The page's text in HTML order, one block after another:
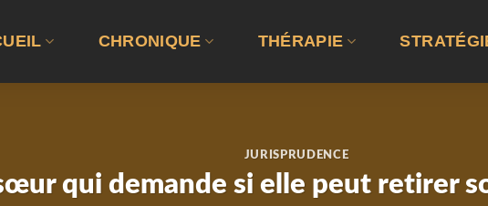
CHRONIQUE THÉRAPIE
JURISPRUDENCE
qui demande si elle peut retirer